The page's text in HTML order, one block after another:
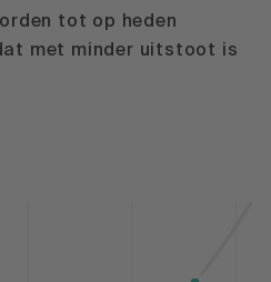
tot op heden
met minder uitstoot is